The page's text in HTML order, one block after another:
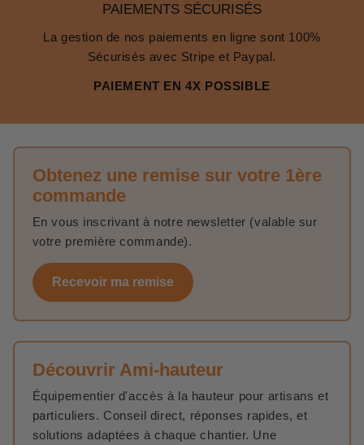
PAIEMENTS SÉCURISÉS
La gestion de nos paiements en ligne sont 100%
Sécurisés avec Stripe et Paypal.
PAIEMENT EN 4X POSSIBLE
Obtenez une remise sur votre 1ère
commande
En vous inscrivant à notre newsletter (valable sur
votre première commande).
Recevoir ma remise
Découvrir Ami-hauteur
Équipementier d'accès à la hauteur pour artisans et
particuliers. Conseil direct, réponses rapides, et
solutions adaptées à chaque chantier. Une